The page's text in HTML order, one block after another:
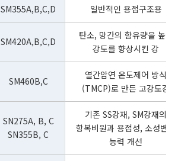
SM355A,B,C,D 일반적인 용접구조용
SM420A,B,C,D
탄소, 망간의 함유량을 높여
강도를 향상시킨 강
SM460B,C
열간압연 온도제어 방식
(TMCP)로 만든 고강도강
SN275A, B, C
SN355B, C
기존 SS강재, SM강재의
항복비원과 용접성, 소성변형
능력 개선